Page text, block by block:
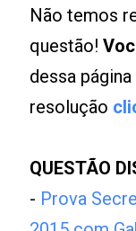
Não temos
questão!
dessa
resolução
QUESTÃO
- Prova